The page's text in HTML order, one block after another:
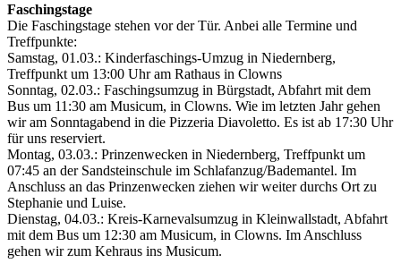
Faschingstage
Die Faschingstage stehen vor der Tür. Anbei alle Termine und
Treffpunkte:
Samstag, 01.03.: Kinderfaschings-Umzug in Niedernberg,
Treffpunkt um 13:00 Uhr am Rathaus in Clowns
Sonntag, 02.03.: Faschingsumzug in Bürgstadt, Abfahrt mit dem
Bus um 11:30 am Musicum, in Clowns. Wie im letzten Jahr gehen
wir am Sonntagabend in die Pizzeria Diavoletto. Es ist ab 17:30 Uhr
für uns reserviert.
Montag, 03.03.: Prinzenwecken in Niedernberg, Treffpunkt um
07:45 an der Sandsteinschule im Schlafanzug/Bademantel. Im
Anschluss an das Prinzenwecken ziehen wir weiter durchs Ort zu
Stephanie und Luise.
Dienstag, 04.03.: Kreis-Karnevalsumzug in Kleinwallstadt, Abfahrt
mit dem Bus um 12:30 am Musicum, in Clowns. Im Anschluss
gehen wir zum Kehraus ins Musicum.